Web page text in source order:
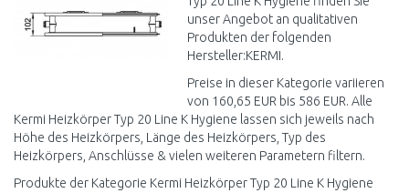
unser Angebot an qualitativen
Produkten der folgenden
Hersteller:KERMI.
Preise in dieser Kategorie variieren
von 160,65 EUR bis 586 EUR. Alle
Kermi Heizkörper Typ 20 Line K Hygiene lassen sich jeweils nach
Höhe des Heizkörpers, Länge des Heizkörpers, Typ des
Heizkörpers, Anschlüsse & vielen weiteren Parametern filtern.
Produkte der Kategorie Kermi Heizkörper Typ 20 Line K Hygiene